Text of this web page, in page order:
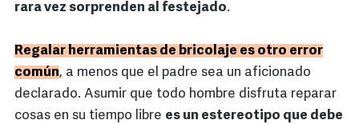
rara vez sorprenden al festejado.
Regalar herramientas de bricolaje es otro error
común, a menos que el padre sea un aficionado
declarado. Asumir que todo hombre disfruta reparar
cosas en su tiempo libre es un estereotipo que debe